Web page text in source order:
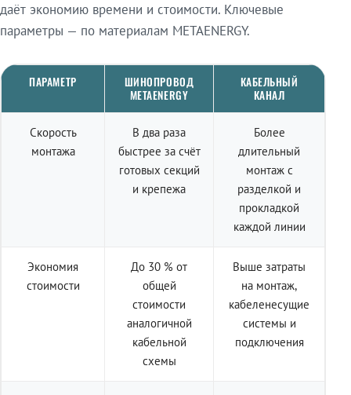
даёт экономию времени и стоимости. Ключевые
параметры — по материалам METAENERGY.
ПАРАМЕТР
ШИНОПРОВОД
METAENERGY
КАБЕЛЬНЫЙ
КАНАЛ
Скорость
монтажа
В два раза
быстрее за счёт
готовых секций
и крепежа
Более
длительный
монтаж с
разделкой и
прокладкой
каждой линии
Экономия
стоимости
До 30 % от
общей
стоимости
аналогичной
кабельной
схемы
Выше затраты
на монтаж,
кабеленесущие
системы и
подключения